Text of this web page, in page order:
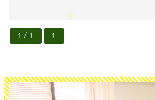
1 / 1 1